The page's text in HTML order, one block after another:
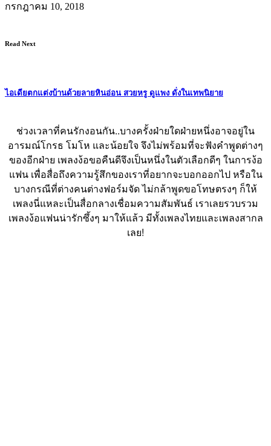
กรกฎาคม 10, 2018
Read Next
ไอเดียตกแต่งบ้านด้วยลายหินอ่อน สวยหรู ดูแพง ดั่งในเทพนิยาย
ช่วงเวลาที่คนรักงอนกัน..บางครั้งฝ่ายใดฝ่ายหนึ่งอาจอยู่ใน
อารมณ์โกรธ โมโห และน้อยใจ จึงไม่พร้อมที่จะฟังคำพูดต่างๆ
ของอีกฝ่าย เพลงง้อขอคืนดีจึงเป็นหนึ่งในตัวเลือกดีๆ ในการง้อ
แฟน เพื่อสื่อถึงความรู้สึกของเราที่อยากจะบอกออกไป หรือใน
บางกรณีที่ต่างคนต่างฟอร์มจัด ไม่กล้าพูดขอโทษตรงๆ ก็ให้
เพลงนี่แหละเป็นสื่อกลางเชื่อมความสัมพันธ์ เราเลยรวบรวม
เพลงง้อแฟนน่ารักซึ้งๆ มาให้แล้ว มีทั้งเพลงไทยและเพลงสากล
เลย!